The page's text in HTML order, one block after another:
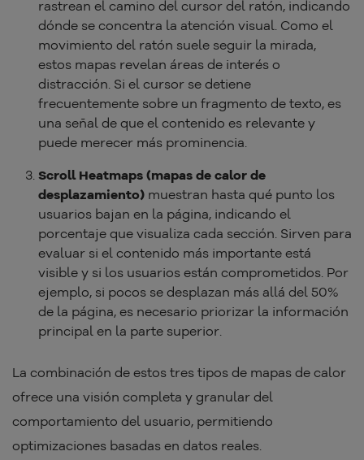
rastrean el camino del cursor del ratón, indicando
dónde se concentra la atención visual. Como el
movimiento del ratón suele seguir la mirada,
estos mapas revelan áreas de interés o
distracción. Si el cursor se detiene
frecuentemente sobre un fragmento de texto, es
una señal de que el contenido es relevante y
puede merecer más prominencia.
Scroll Heatmaps (mapas de calor de
desplazamiento) muestran hasta qué punto los
usuarios bajan en la página, indicando el
porcentaje que visualiza cada sección. Sirven para
evaluar si el contenido más importante está
visible y si los usuarios están comprometidos. Por
ejemplo, si pocos se desplazan más allá del 50%
de la página, es necesario priorizar la información
principal en la parte superior.
La combinación de estos tres tipos de mapas de calor
ofrece una visión completa y granular del
comportamiento del usuario, permitiendo
optimizaciones basadas en datos reales.